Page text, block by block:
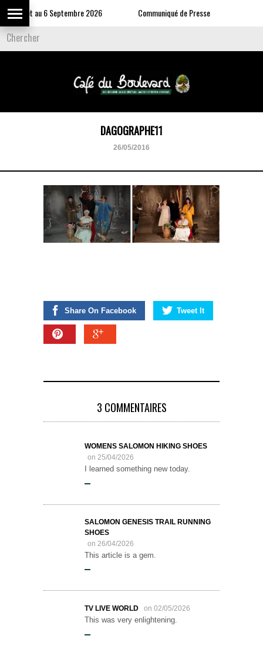
9 Juillet au 6 Septembre 2026 Communiqué de Presse
DAGOGRAPHE11
26/05/2016
Share On Facebook Tweet It
3 COMMENTAIRES
WOMENS SALOMON HIKING SHOES
on 25/04/2026
I learned something new today.
SALOMON GENESIS TRAIL RUNNING
SHOES
on 26/04/2026
This article is a gem.
TV LIVE WORLD on 02/05/2026
This was very enlightening.